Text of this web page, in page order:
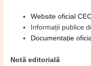
Website oficial
Informații publice
Documentație
Notă editorială